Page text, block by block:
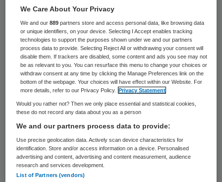
Een werkgroep van vijftien huisartsen,
verzameld onder de naam de Groene
Huisarts, vindt dat de Landelijke
Huisartsenvereniging (LHV) zich te weinig
inzet voor duurzame zorg. Ze missen
ondersteuning en advisering. Ook zijn de
huisartsen teleurgesteld dat de
vakvereniging de Green Deal Zorg 3.0 niet
ondertekent.
Dat schrijft vakblad Medisch Contact op 13
We Care About Your Privacy
We and our889 partners store and access personal data, like browsing data
or unique identifiers, on your device. Selecting I Accept enables tracking
technologies to support the purposes shown under we and our partners
process data to provide. Selecting Reject All or withdrawing your consent will
disable them. If trackers are disabled, some content and ads you see may not
be as relevant to you. You can resurface this menu to change your choices or
withdraw consent at any time by clicking the Manage Preferences link on the
bottom of the webpage. Your choices will have effect within our Website. For
more details, refer to our Privacy Policy.
Privacy Statement
Would you rather not? Then we only place essential and statistical cookies,
these do not record any data about you as a person
We and our partners process data to provide:
Use precise geolocation data. Actively scan device characteristics for
identification. Store and/or access information on a device. Personalised
advertising and content, advertising and content measurement, audience
research and services development.
List of Partners (vendors)